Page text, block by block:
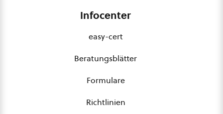
Infocenter
easy-cert
Beratungsblätter
Formulare
Richtlinien